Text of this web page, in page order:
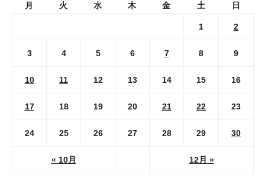
月
火 水 木 金 土 日
« 10月 12月 »
1 2
3 4 5 6 7 8 9
10 11 12 13 14 15 16
17 18 19 20 21 22 23
24 25 26 27 28 29 30